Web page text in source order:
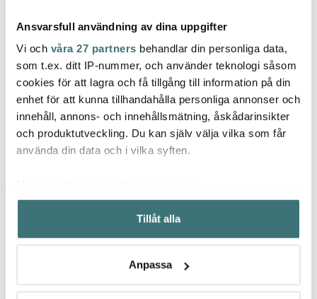
Ansvarsfull användning av dina uppgifter
Vi och våra 27 partners behandlar din personliga data,
som t.ex. ditt IP-nummer, och använder teknologi såsom
cookies för att lagra och få tillgång till information på din
enhet för att kunna tillhandahålla personliga annonser och
innehåll, annons- och innehållsmätning, åskådarinsikter
och produktutveckling. Du kan själv välja vilka som får
använda din data och i vilka syften.
Samla in information om din geografiska plats som
kan ha en noggrannhet på upp till flera meter
Identifiera din enhet genom att aktivt skanna den för
Ta reda på mer om hur dina personliga uppgifter
Tillåt alla
Anpassa
Royal Copenhagen
Star Fluted Christmas
kalenderljus 25 cm röd
209 kr
Royal Copenhagen
Star Fluted Christmas
Skål 30 cl
569 kr
Låt dig inspireras av våra kunder